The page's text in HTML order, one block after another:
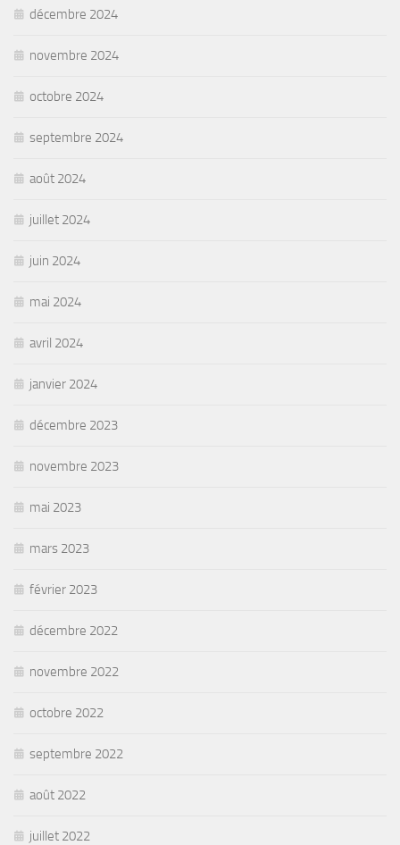
décembre 2024
novembre 2024
octobre 2024
septembre 2024
août 2024
juillet 2024
juin 2024
mai 2024
avril 2024
janvier 2024
décembre 2023
novembre 2023
mai 2023
mars 2023
février 2023
décembre 2022
novembre 2022
octobre 2022
septembre 2022
août 2022
juillet 2022